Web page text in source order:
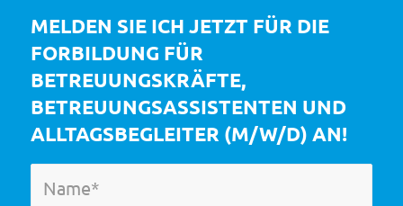
MELDEN SIE ICH JETZT FÜR DIE
FORBILDUNG FÜR
BETREUUNGSKRÄFTE,
BETREUUNGSASSISTENTEN UND
ALLTAGSBEGLEITER (M/W/D) AN!